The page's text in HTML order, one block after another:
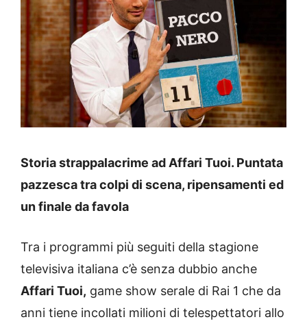
Storia strappalacrime ad Affari Tuoi. Puntata
pazzesca tra colpi di scena, ripensamenti ed
un finale da favola
Tra i programmi più seguiti della stagione
televisiva italiana c’è senza dubbio anche
Affari Tuoi, game show serale di Rai 1 che da
anni tiene incollati milioni di telespettatori allo